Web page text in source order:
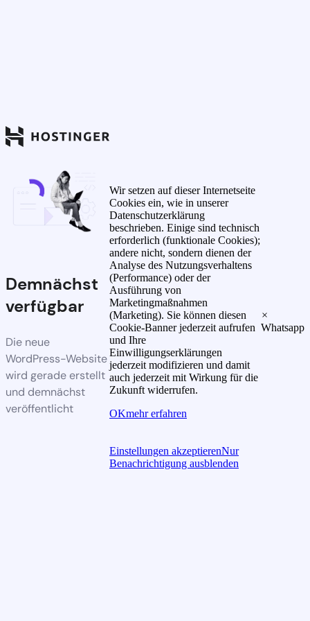
Demnächst
verfügbar
Die neue
WordPress-Website
wird gerade erstellt
und demnächst
veröffentlicht
Wir setzen auf dieser Internetseite
Cookies ein, wie in unserer
Datenschutzerklärung
beschrieben. Einige sind technisch
erforderlich (funktionale Cookies);
andere nicht, sondern dienen der
Analyse des Nutzungsverhaltens
(Performance) oder der
Ausführung von
Marketingmaßnahmen
(Marketing). Sie können diesen
Cookie-Banner jederzeit aufrufen
und Ihre
Einwilligungserklärungen
jederzeit modifizieren und damit
auch jederzeit mit Wirkung für die
Zukunft widerrufen.
OKmehr erfahren
Einstellungen akzeptierenNur
Benachrichtigung ausblenden
×
Whatsapp